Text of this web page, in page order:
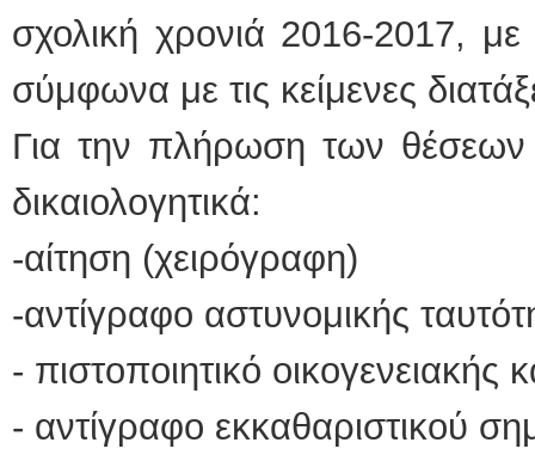
σχολική χρονιά 2016-2017,
σύμφωνα με τις κείμενες
Για την πλήρωση των θέσεων
δικαιολογητικά:
-αίτηση (χειρόγραφη)
-αντίγραφο αστυνομικής
- πιστοποιητικό οικογενειακής
- αντίγραφο εκκαθαριστικού